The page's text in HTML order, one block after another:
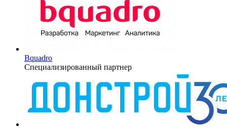
Bquadro
Специализированный партнер